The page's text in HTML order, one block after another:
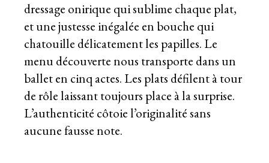
dressage onirique qui sublime chaque plat,
et une justesse inégalée en bouche qui
chatouille délicatement les papilles. Le
menu découverte nous transporte dans un
ballet en cinq actes. Les plats défilent à tour
de rôle laissant toujours place à la surprise.
L’authenticité côtoie l’originalité sans
aucune fausse note.